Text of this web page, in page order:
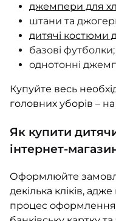
джемпери для
штани та
дитячі костюми
базові футболки;
однотонні
Купуйте весь
головних уборів –
Як купити
інтернет-
Оформлюйте
декілька кліків,
процес